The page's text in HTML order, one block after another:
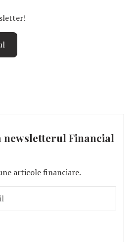
newsletterul Financial
articole financiare.